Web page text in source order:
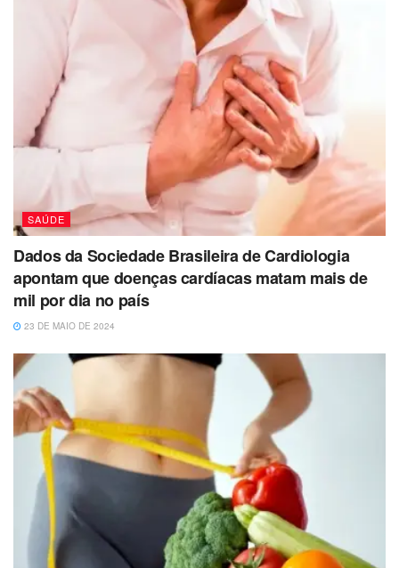
SAÚDE
Dados da Sociedade Brasileira de Cardiologia
apontam que doenças cardíacas matam mais de
mil por dia no país
23 DE MAIO DE 2024